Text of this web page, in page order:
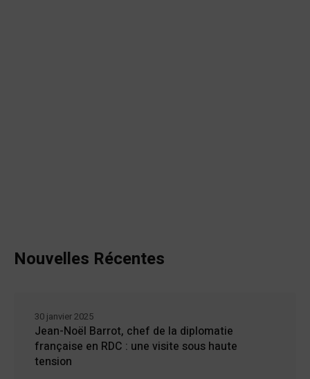
Nouvelles Récentes
Jean-Noël Barrot, chef de la diplomatie
française en RDC : une visite sous haute
tension
30 janvier 2025